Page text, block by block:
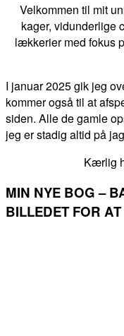
Velkommen til mit
kager, vidunderlige
lækkerier med fokus
I januar 2025 gik jeg
kommer også til at
siden. Alle de gamle
jeg er stadig altid på
Kærlig
MIN NYE BOG –
BILLEDET FOR